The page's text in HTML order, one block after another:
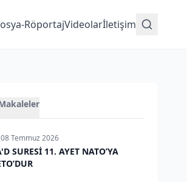
RöportajVideolarİletişim
08 Temmuz 2026
SURESİ 11. AYET NATO’YA